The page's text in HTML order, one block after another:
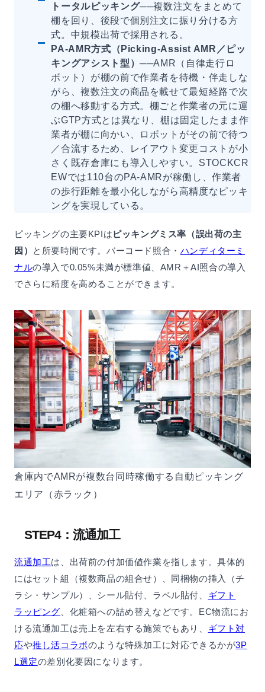
トータルピッキング──複数注文をまとめて
棚を回り、後段で個別注文に振り分ける方
式。中規模出荷で採用される。
PA-AMR方式（Picking-Assist AMR／ピッ
キングアシスト型）──AMR（自律走行ロ
ボット）が棚の前で作業者を待機・伴走しな
がら、複数注文の商品を載せて最短経路で次
の棚へ移動する方式。棚ごと作業者の元に運
ぶGTP方式とは異なり、棚は固定したまま作
業者が棚に向かい、ロボットがその前で待つ
／合流するため、レイアウト変更コストが小
さく既存倉庫にも導入しやすい。STOCKCR
EWでは110台のPA-AMRが稼働し、作業者
の歩行距離を最小化しながら高精度なピッキ
ングを実現している。
ピッキングの主要KPIはピッキングミス率（誤出荷の主
因）
と所要時間です。バーコード照合・ ハンディターミ
ナルの導入で0.05%未満が標準値、AMR＋AI照合の導入
でさらに精度を高めることができます。
倉庫内でAMRが複数台同時稼働する自動ピッキング
エリア（赤ラック）
STEP4：流通加工
流通加工は、出荷前の付加価値作業を指します。具体的
にはセット組（複数商品の組合せ）、同梱物の挿入（チ
ラシ・サンプル）、シール貼付、ラベル貼付、 ギフト
ラッピング 、化粧箱への詰め替えなどです。EC物流にお
ける流通加工は売上を左右する施策でもあり、 ギフト対
応や推し活コラボのような特殊加工に対応できるかが3P
L選定の差別化要因になります。